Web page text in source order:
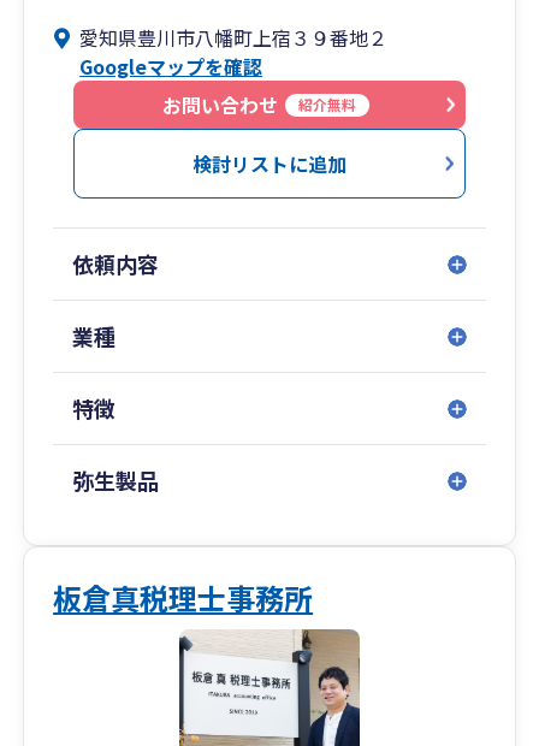
います。税務、会計対応については、東三河を中
心に行っていますが、東京都の顧客（フルリモー
ト対応）もおり、全国で対応を行うことが可能で
す。弊事務所では、インタネットバンキングや弥
生会計の記帳代行サービスを活用し、業務を効率
化し、その分、経営分析やリモートを含む対面で
にフィットする事務所を目指しています。左記以
外にも、弥生会計を活用した予算管理や資金繰り
支援などにも対応をしております。また前職の経
般統制、業務処理統制等IT分野専門）も行ってい
ます。
愛知県豊川市八幡町上宿３９番地２
Googleマップを確認
お問い合わせ
紹介無料
検討リストに追加
依頼内容
業種
特徴
弥生製品
板倉真税理士事務所